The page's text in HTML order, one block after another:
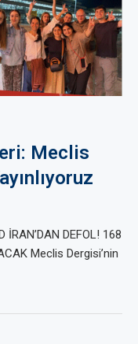
Meclis
İRAN’DAN DEFOL! 168
Meclis Dergisi’nin